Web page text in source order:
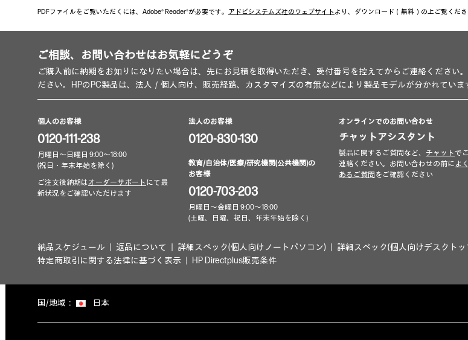
PDFファイルをご覧いただくには、Adobe® Reader®が必要です。 アドビシステムズ社のウェブサイト より、ダウンロード（無料）の上ご覧くださ
ご相談、お問い合わせはお気軽にどうぞ
ご購入前に納期をお知りになりたい場合は、先にお見積を取得いただき、受付番号を控えてからご連絡ください
ださい。HPのPC製品は、法人／個人向け、販売経路、カスタマイズの有無などにより製品モデルが分かれていま
個人のお客様
0120-111-238
月曜日～日曜日 9:00～18:00
(祝日・年末年始を除く)
ご注文後納期はオーダーサポート にて最
新状況をご確認いただけます
法人のお客様
0120-830-130
教育/自治体/医療/研究機関(公共機関)の
お客様
0120-703-203
月曜日～金曜日 9:00～18:00
(土曜、日曜、祝日、年末年始を除く)
オンラインでのお問い合わせ
チャットアシスタント
製品に関するご質問など、 チャット で
連絡ください。お問い合わせの前に よく
あるご質問 をご確認ください
納品スケジュール 返品について 詳細スペック(個人向けノートパソコン) 詳細スペック(個人向けデスクト
特定商取引に関する法律に基づく表示
HP Directplus販売条件
国/地域： 日本